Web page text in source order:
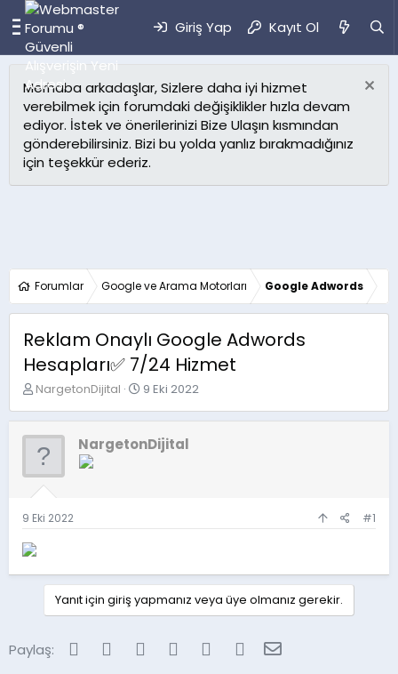
Giriş Yap Kayıt Ol
Merhaba arkadaşlar, Sizlere daha iyi hizmet
verebilmek için forumdaki değişiklikler hızla devam
ediyor. İstek ve önerilerinizi Bize Ulaşın kısmından
gönderebilirsiniz. Bizi bu yolda yanlız bırakmadığınız
için teşekkür ederiz.
Forumlar Google ve Arama Motorları Google Adwords
Reklam Onaylı Google Adwords
Hesapları✅ 7/24 Hizmet
K
u
y
b
a
ş
a
a
NargetonDijital
B
a
i
h
i
9 Eki 2022
NargetonDijital
9 Eki 2022 #1
Yanıt için giriş yapmanız veya üye olmanız gerekir.
Paylaş: Facebook
Twitter Reddit Pinterest
Tumblr WhatsApp